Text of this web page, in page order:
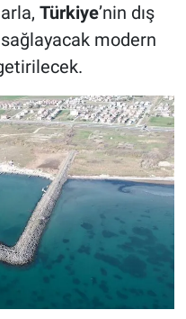
Türkiye’nin dış
modern